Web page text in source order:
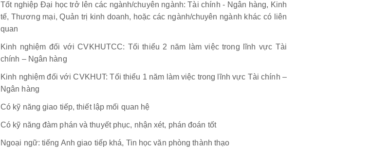
Tốt nghiệp Đại học trở lên các ngành/chuyên ngành: Tài chính - Ngân hàng, Kinh
tế, Thương mại, Quản trị kinh doanh, hoặc các ngành/chuyên ngành khác có liên
quan
Kinh nghiệm đối với CVKHUTCC: Tối thiểu 2 năm làm việc trong lĩnh vực Tài
chính – Ngân hàng
Kinh nghiệm đối với CVKHUT: Tối thiểu 1 năm làm việc trong lĩnh vực Tài chính –
Ngân hàng
Có kỹ năng giao tiếp, thiết lập mối quan hệ
Có kỹ năng đàm phán và thuyết phục, nhận xét, phán đoán tốt
Ngoại ngữ: tiếng Anh giao tiếp khá, Tin học văn phòng thành thạo